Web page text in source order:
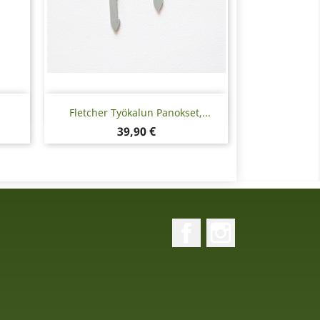
Fletcher Työkalun Panokset,...
Hinta
39,90 €
Pikakatselu